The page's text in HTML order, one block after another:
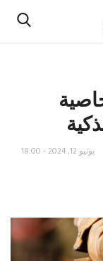
يونيو 12, 2024 - 18:00